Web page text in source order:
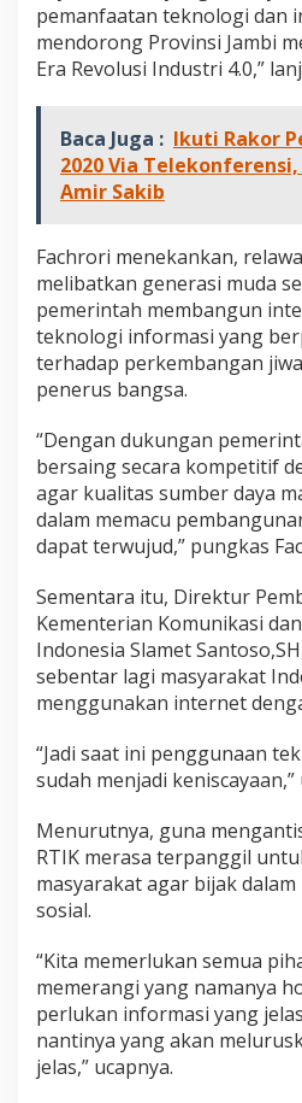
pemanfaatan teknologi dan
mendorong Provinsi Jambi
Era Revolusi Industri 4.0,”
Baca Juga : Ikuti Rakor
2020 Via
Amir Sakib
Fachrori menekankan,
melibatkan generasi muda
pemerintah membangun
teknologi informasi yang
terhadap perkembangan
penerus bangsa.
“Dengan dukungan
bersaing secara kompetitif
agar kualitas sumber daya
dalam memacu
dapat terwujud,” pungkas
Sementara itu, Direktur
Kementerian Komunikasi
Indonesia Slamet
sebentar lagi masyarakat
menggunakan internet
“Jadi saat ini penggunaan
sudah menjadi keniscayaan,”
Menurutnya, guna
RTIK merasa terpanggil
masyarakat agar bijak
sosial.
“Kita memerlukan semua
memerangi yang namanya
perlukan informasi yang
nantinya yang akan
jelas,” ucapnya.